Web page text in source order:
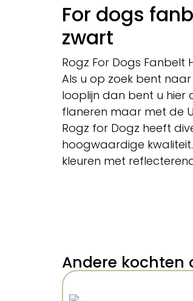
For dogs
zwart
Rogz For Dogs
Als u op zoek bent
looplijn dan bent u hier
flaneren maar met de
Rogz for Dogz heeft
hoogwaardige
kleuren met
breed, bedoeld voor
Spaniël, Staffordshire
te zeggen dat de
kan gaan?
Verwen uw hond met
Andere kochten